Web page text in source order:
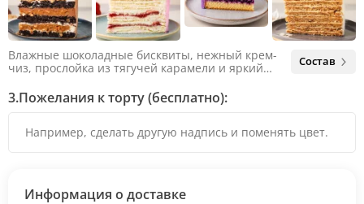
Влажные шоколадные бисквиты, нежный крем-
чиз, прослойка из тягучей карамели и яркий
яркий вкус шоколада и тягучей карамели, не
оставляя ни единого шанса остаться
Состав
3.Пожелания к торту (бесплатно):
Информация о доставке